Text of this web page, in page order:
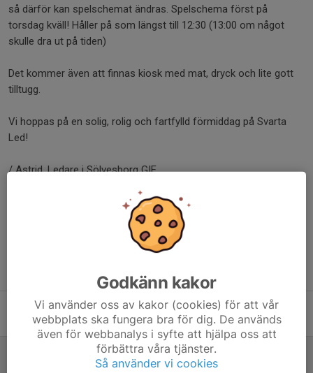
så därför kan spelschemat ändras. Spelschema först på
torsdag kväll! Håller på som längst till 12:30 (13:00 om något
skulle dra ut på tiden)
Det kommer även att finnas kiosk med mat, dryck och lite gott
tilltugg.
Vi hoppas på en solig, rolig och fartfylld förmiddag på Svarta
Led!
/ Astrid, Ledare i Sölvesborg GIF
Tidigare nyheter
Info inför cupen på Lördag
28 maj, 17:23 0
Info inför cupen på Lördag
28 maj, 17:23 0
Godkänn kakor
Vi använder oss av kakor (cookies) för att vår
webbplats ska fungera bra för dig. De används
även för webbanalys i syfte att hjälpa oss att
förbättra våra tjänster.
Så använder vi cookies